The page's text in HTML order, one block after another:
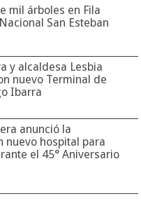
mil árboles en Fila
San Esteban
y alcaldesa Lesbia
nuevo Terminal de
Ibarra
anunció la
nuevo hospital para
el 45° Aniversario